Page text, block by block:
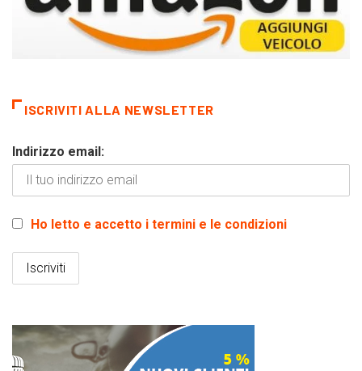
ISCRIVITI ALLA NEWSLETTER
Indirizzo email:
Ho letto e accetto i termini e le condizioni